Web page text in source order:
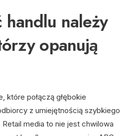
handlu należy
opanują
które połączą głębokie
z umiejętnością szybkiego
media to nie jest chwilowa